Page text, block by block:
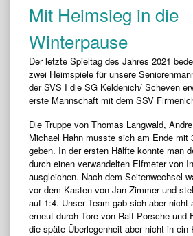
Mit Heimsieg in die
Winterpause
Der letzte Spieltag des Jahres 2021
zwei Heimspiele für unsere
der SVS I die SG Keldenich/ Scheven
erste Mannschaft mit dem SSV
Die Truppe von Thomas Langwald,
Michael Hahn musste sich am Ende mit
geben. In der ersten Hälfte konnte man
durch einen verwandelten Elfmeter von
ausgleichen. Nach dem Seitenwechsel
vor dem Kasten von Jan Zimmer und
auf 1:4. Unser Team gab sich aber nicht
erneut durch Tore von Ralf Porsche und
die späte Überlegenheit aber nicht in ein